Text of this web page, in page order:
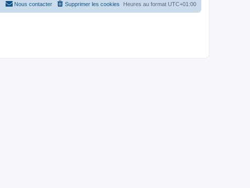
Heures au format UTC+01:00
Supprimer les cookies
Nous contacter